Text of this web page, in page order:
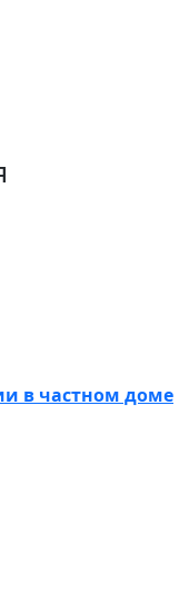
в частном доме